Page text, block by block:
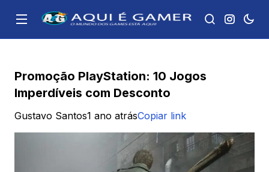
Promoção PlayStation: 10 Jogos
Imperdíveis com Desconto
Gustavo Santos1 ano atrásCopiar link